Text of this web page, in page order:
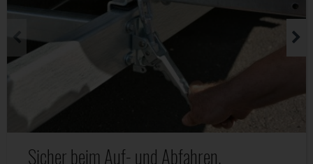
Sicher beim Auf- und Abfahren.